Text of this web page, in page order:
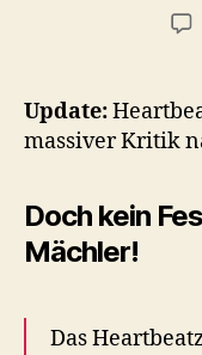
Update:
massiver Kritik
Doch kein
Mächler!
Das